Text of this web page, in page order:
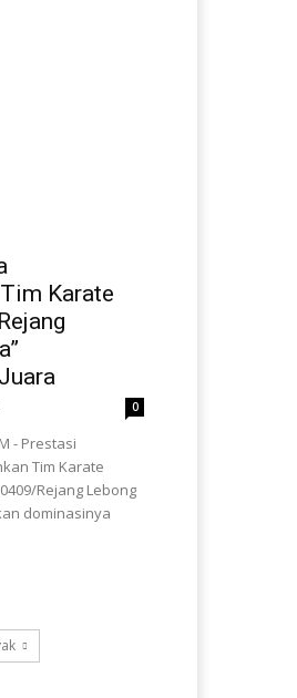
Karate
0
- Prestasi
Tim Karate
Rejang Lebong
dominasinya